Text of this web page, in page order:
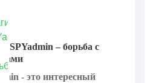
SPYadmin – борьба с
- это интересный